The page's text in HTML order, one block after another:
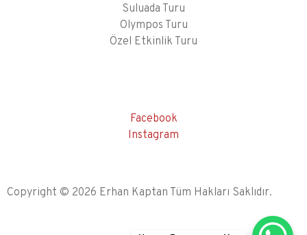
Suluada Turu
Olympos Turu
Özel Etkinlik Turu
Facebook
Instagram
Copyright © 2026 Erhan Kaptan Tüm Hakları Saklıdır.